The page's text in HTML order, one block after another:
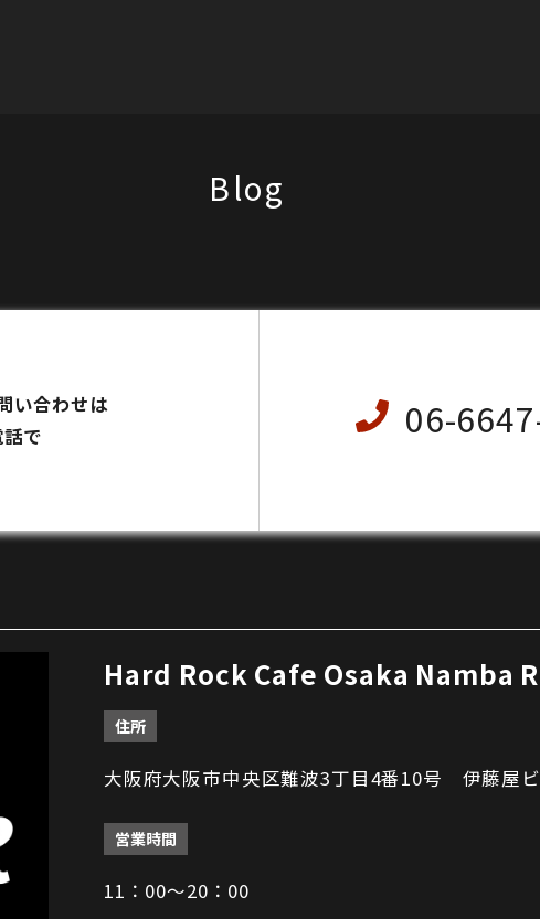
Blog
い合わせは
で
06-
Hard Rock Cafe Osaka Namba
住所
大阪府大阪市中央区難波3丁目4番10号 伊藤屋
営業時間
11：00～20：00